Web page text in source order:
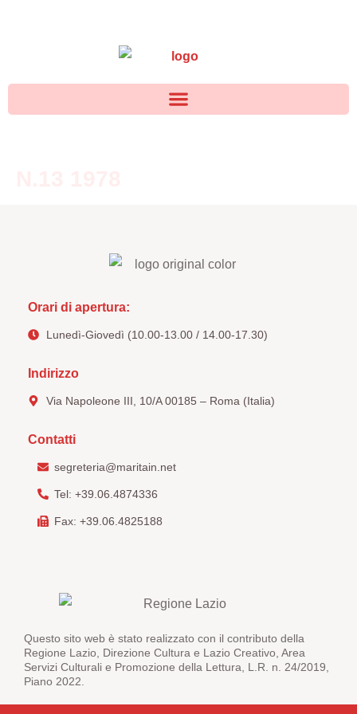
Orari di apertura:
Lunedì-Giovedì (10.00-13.00 / 14.00-17.30)
Indirizzo
Via Napoleone III, 10/A 00185 – Roma (Italia)
Contatti
segreteria@maritain.net
Tel: +39.06.4874336
Fax: +39.06.4825188
Questo sito web è stato realizzato con il contributo della
Regione Lazio, Direzione Cultura e Lazio Creativo, Area
Servizi Culturali e Promozione della Lettura, L.R. n. 24/2019,
Piano 2022.